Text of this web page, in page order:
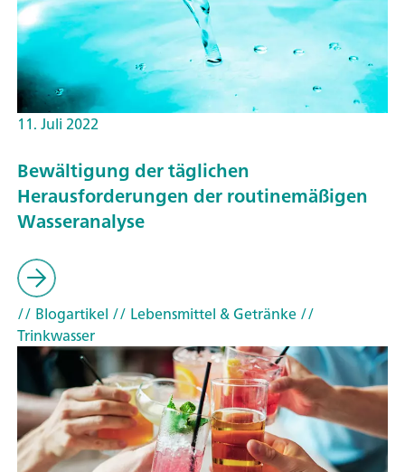
11. Juli 2022
Bewältigung der täglichen
Herausforderungen der routinemäßigen
Wasseranalyse
// Blogartikel // Lebensmittel & Getränke//
Trinkwasser